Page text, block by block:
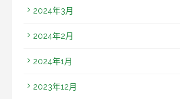
2024年3月
2024年2月
2024年1月
2023年12月